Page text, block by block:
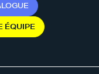
LOGUE
ÉQUIPE